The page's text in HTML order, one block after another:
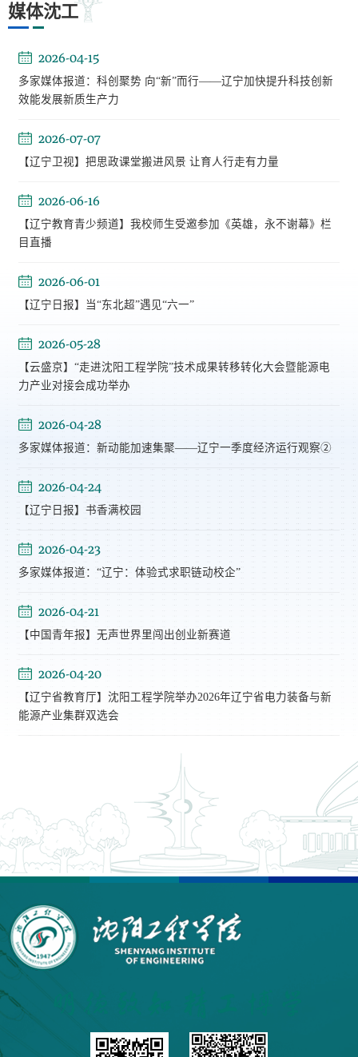
媒体沈工
2026-04-15
多家媒体报道：科创聚势 向“新”而行——辽宁加快提升科技创新
效能发展新质生产力
2026-07-07
【辽宁卫视】把思政课堂搬进风景 让育人行走有力量
2026-06-16
【辽宁教育青少频道】我校师生受邀参加《英雄，永不谢幕》栏
目直播
2026-06-01
【辽宁日报】当“东北超”遇见“六一”
2026-05-28
【云盛京】“走进沈阳工程学院”技术成果转移转化大会暨能源电
力产业对接会成功举办
2026-04-28
多家媒体报道：新动能加速集聚——辽宁一季度经济运行观察②
2026-04-24
【辽宁日报】书香满校园
2026-04-23
多家媒体报道：“辽宁：体验式求职链动校企”
2026-04-21
【中国青年报】无声世界里闯出创业新赛道
2026-04-20
【辽宁省教育厅】沈阳工程学院举办2026年辽宁省电力装备与新
能源产业集群双选会